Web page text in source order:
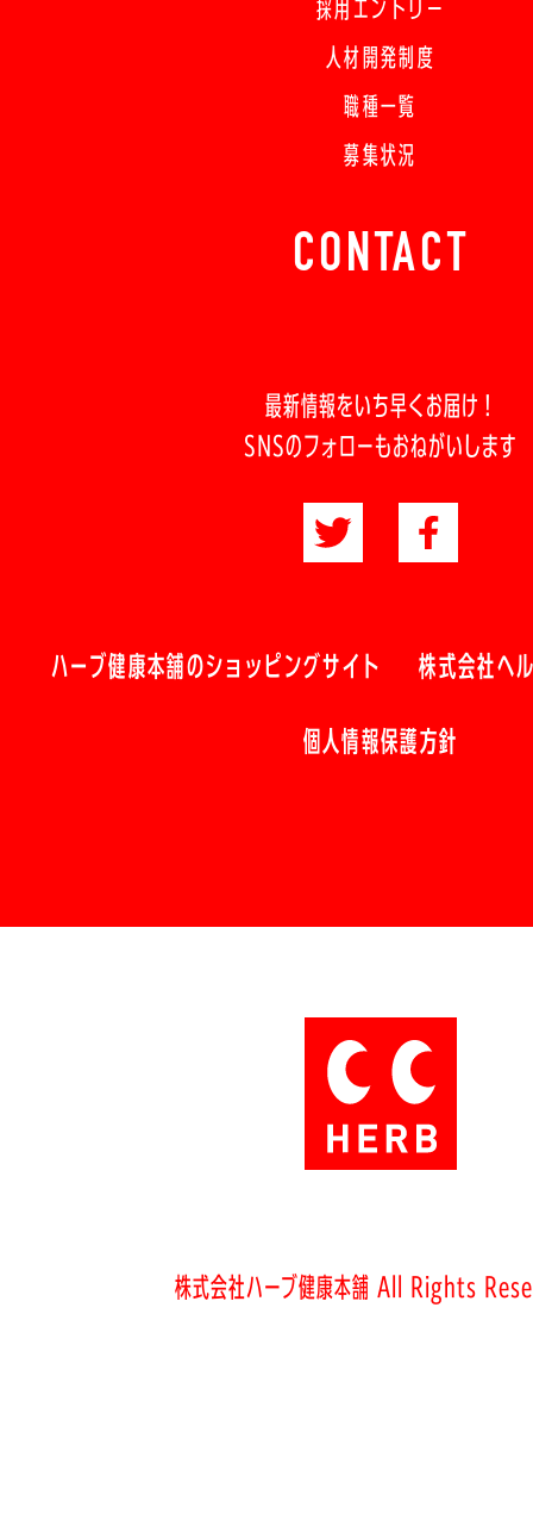
採用エントリー
人材開発制度
職種一覧
募集状況
CONTACT
最新情報をいち早くお届け！
SNSのフォローもおねがいします
ハーブ健康本舗のショッピングサイト 株式会社ヘ
個人情報保護方針
株式会社ハーブ健康本舗 All Rights